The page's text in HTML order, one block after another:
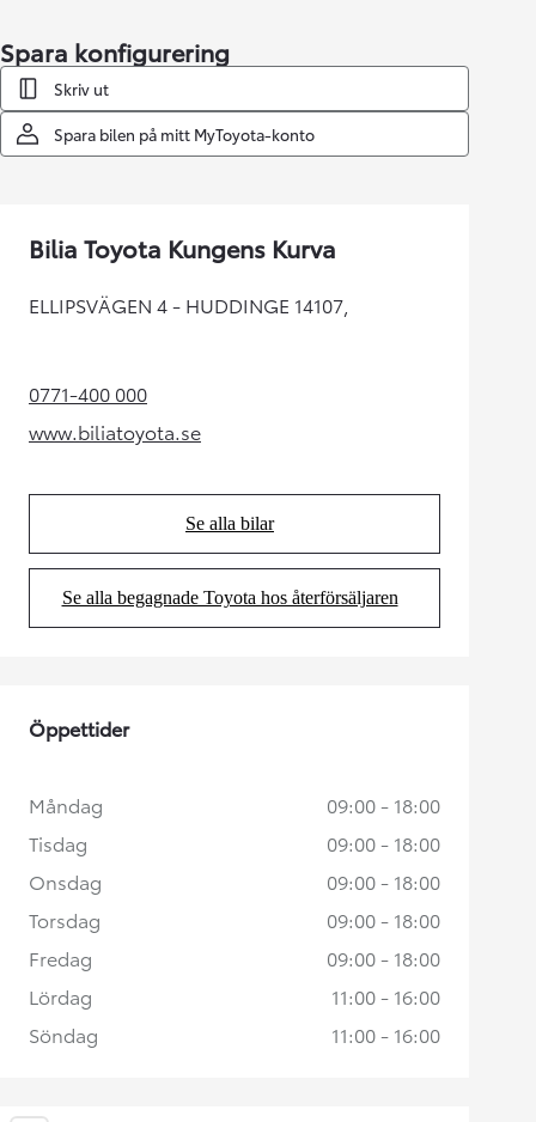
Spara konfigurering
Skriv ut
Spara bilen på mitt MyToyota-konto
Bilia Toyota Kungens Kurva
ELLIPSVÄGEN 4 - HUDDINGE 14107,
0771-400 000(Opens in new tab)
www.biliatoyota.se
(Opens in new tab)
Se alla bilar
(Opens in new tab)
Se alla begagnade Toyota hos återförsäljaren
(Opens in new tab)
Öppettider
Måndag
09:00 - 18:00
Tisdag
09:00 - 18:00
Onsdag
09:00 - 18:00
Torsdag
09:00 - 18:00
Fredag
09:00 - 18:00
Lördag
11:00 - 16:00
Söndag
11:00 - 16:00